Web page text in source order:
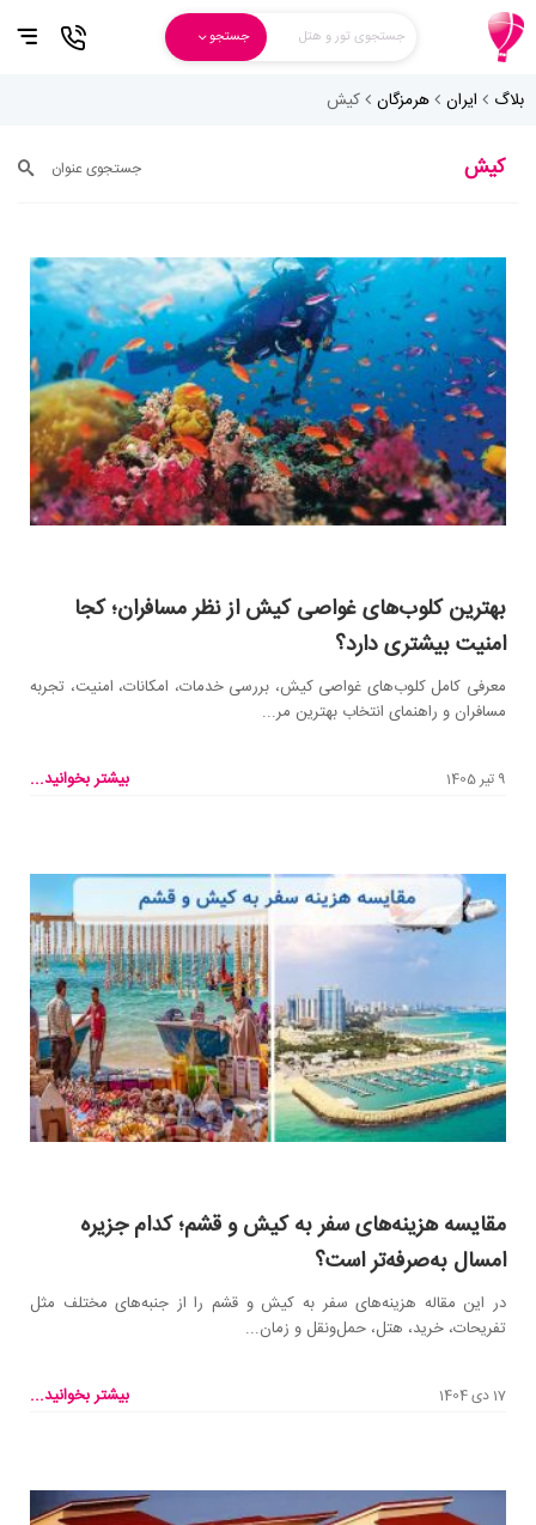
جستجوی تور و هتل جستجو
بلاگ ایران هرمزگان کیش
کیش جستجوی عنوان
بهترین کلوب‌های غواصی کیش از نظر مسافران؛ کجا
امنیت بیشتری دارد؟
معرفی کامل کلوب‌های غواصی کیش، بررسی خدمات، امکانات، امنیت، تجربه
مسافران و راهنمای انتخاب بهترین مر...
9 تیر 1405 بیشتر بخوانید...
مقایسه هزینه‌های سفر به کیش و قشم؛ کدام جزیره
امسال به‌صرفه‌تر است؟
در این مقاله هزینه‌های سفر به کیش و قشم را از جنبه‌های مختلف مثل
تفریحات، خرید، هتل، حمل‌ونقل و زمان...
17 دی 1404 بیشتر بخوانید...